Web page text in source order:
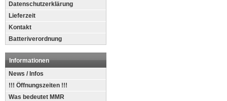
Datenschutzerklärung
Lieferzeit
Kontakt
Batteriverordnung
Informationen
News / Infos
!!! Öffnungszeiten !!!
Was bedeutet MMR